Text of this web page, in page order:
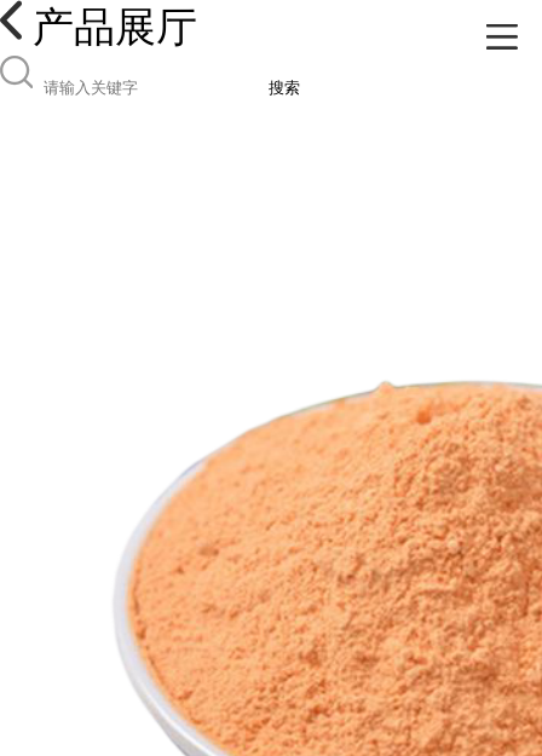
产品展厅
搜索